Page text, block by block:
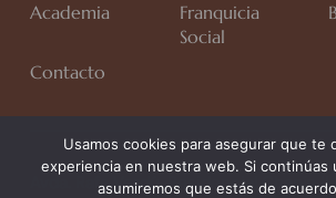
Academia
Franquicia
Social
Contacto
Avda. Rafa Verdú, Residencial Chapín II
Usamos cookies para asegurar que te
experiencia en nuestra web. Si continúas
asumiremos que estás de